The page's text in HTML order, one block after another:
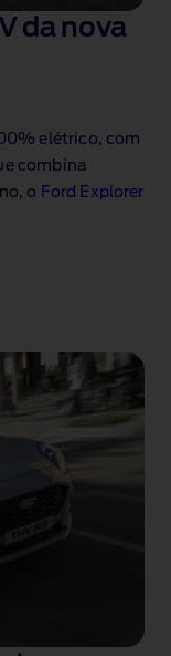
da nova
elétrico, com
combina
o Ford Explorer